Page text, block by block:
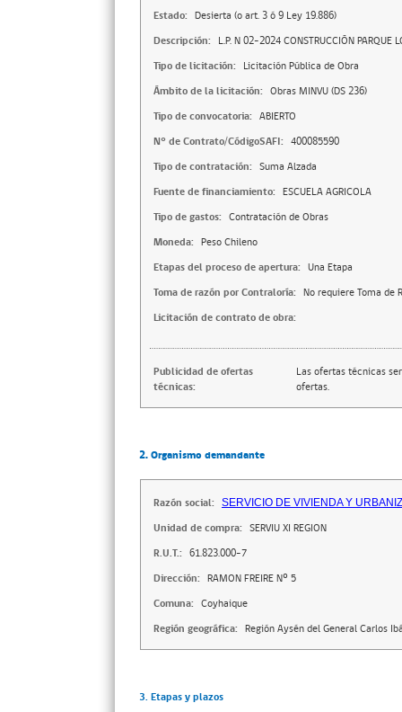
Estado: Desierta (o art. 3 ó 9 Ley 19.886)
Descripción: L.P. N 02-2024 CONSTRUCCIÓN PARQUE
Tipo de licitación: Licitación Pública de Obra
Ámbito de la licitación: Obras MINVU (DS 236)
Tipo de convocatoria: ABIERTO
N° de Contrato/CódigoSAFI: 400085590
Tipo de contratación: Suma Alzada
Fuente de financiamiento: ESCUELA AGRICOLA
Tipo de gastos: Contratación de Obras
Moneda: Peso Chileno
Etapas del proceso de apertura: Una Etapa
Toma de razón por Contraloría: No requiere Toma de
Licitación de contrato de obra:
Publicidad de ofertas
técnicas:
Las ofertas técnicas
ofertas.
2. Organismo demandante
Razón social: SERVICIO DE VIVIENDA Y
Unidad de compra: SERVIU XI REGION
R.U.T.: 61.823.000-7
Dirección: RAMON FREIRE Nº 5
Comuna: Coyhaique
Región geográfica: Región Aysén del General Carlos
3. Etapas y plazos